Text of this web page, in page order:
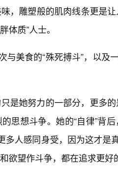
，雕塑般的肌肉线条更是
体质”人士。
美食的“殊死搏斗”，以及
是她努力的一部分，更多
思想斗争。她的“自律”背
多人感同身受，因为这才是
望作斗争，都在追求更好